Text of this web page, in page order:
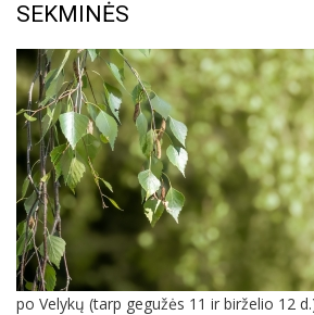
SEKMINĖS
po Velykų (tarp gegužės 11 ir birželio 12